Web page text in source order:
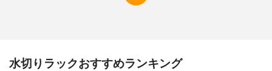
水切りラックおすすめランキング